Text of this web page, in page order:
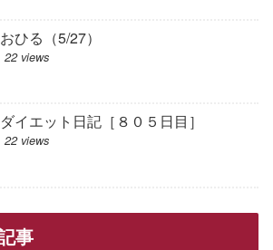
おひる（5/27）
22 views
ダイエット日記［８０５日目］
22 views
事